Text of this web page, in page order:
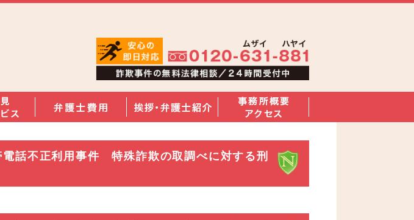
電話不正利用事件 特殊詐欺の取調べに対する刑